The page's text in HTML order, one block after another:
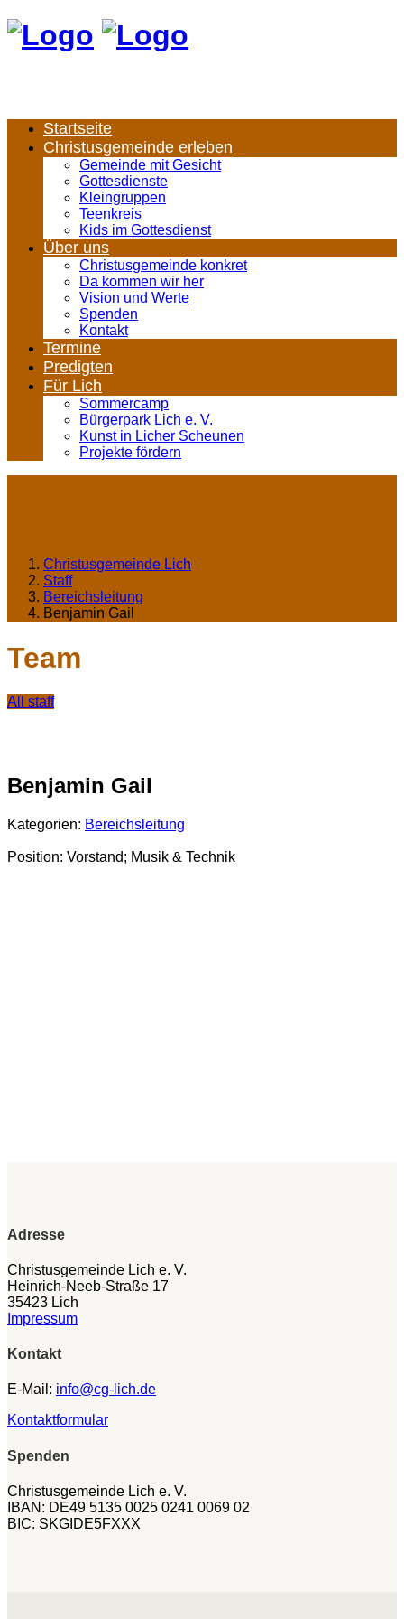
Startseite
Christusgemeinde erleben
Gemeinde mit Gesicht
Gottesdienste
Kleingruppen
Teenkreis
Kids im Gottesdienst
Über uns
Christusgemeinde konkret
Da kommen wir her
Vision und Werte
Spenden
Kontakt
Termine
Predigten
Für Lich
Sommercamp
Bürgerpark Lich e. V.
Kunst in Licher Scheunen
Projekte fördern
Christusgemeinde Lich
Staff
Bereichsleitung
Benjamin Gail
Team
All staff
Benjamin Gail
Kategorien: Bereichsleitung
Position: Vorstand; Musik & Technik
Adresse
Christusgemeinde Lich e. V.
Heinrich-Neeb-Straße 17
35423 Lich
Impressum
Kontakt
E-Mail: info@cg-lich.de
Kontaktformular
Spenden
Christusgemeinde Lich e. V.
IBAN: DE49 5135 0025 0241 0069 02
BIC: SKGIDE5FXXX